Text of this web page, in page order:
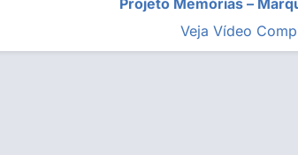
Projeto Memórias –
Veja Vídeo